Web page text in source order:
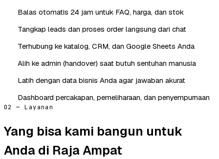
Balas otomatis 24 jam untuk FAQ, harga, dan stok
Tangkap leads dan proses order langsung dari chat
Terhubung ke katalog, CRM, dan Google Sheets Anda
Alih ke admin (handover) saat butuh sentuhan manusia
Latih dengan data bisnis Anda agar jawaban akurat
Dashboard percakapan, pemeliharaan, dan penyempurnaan
02 — Layanan
Yang bisa kami bangun untuk
Anda di Raja Ampat